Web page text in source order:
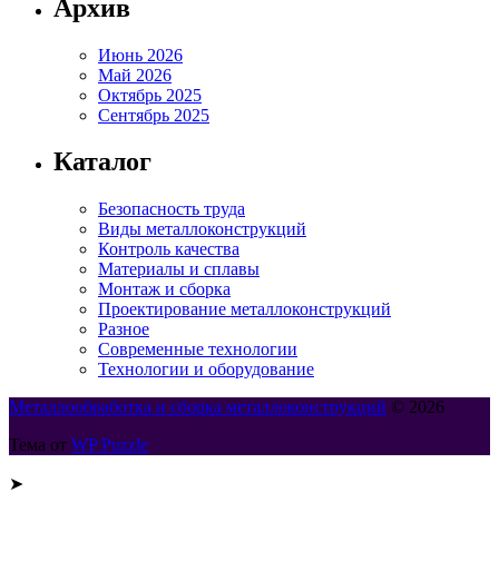
Архив
Июнь 2026
Май 2026
Октябрь 2025
Сентябрь 2025
Каталог
Безопасность труда
Виды металлоконструкций
Контроль качества
Материалы и сплавы
Монтаж и сборка
Проектирование металлоконструкций
Разное
Современные технологии
Технологии и оборудование
Металлообработка и сборка металлоконструкций © 2026
Тема от WP Puzzle
➤